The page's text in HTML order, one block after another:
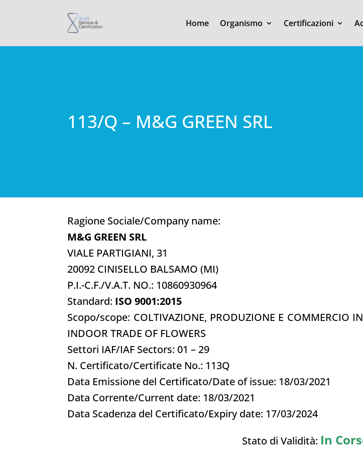
Home Organismo Certificazioni
113/Q – M&G GREEN SRL
Ragione Sociale/Company name:
M&G GREEN SRL
VIALE PARTIGIANI, 31
20092 CINISELLO BALSAMO (MI)
P.I.-C.F./V.A.T. NO.: 10860930964
Standard: ISO 9001:2015
Scopo/scope: COLTIVAZIONE, PRODUZIONE E COMMERCIO
INDOOR TRADE OF FLOWERS
Settori IAF/IAF Sectors: 01 – 29
N. Certificato/Certificate No.: 113Q
Data Emissione del Certificato/Date of issue: 18/03/2021
Data Corrente/Current date: 18/03/2021
Data Scadenza del Certificato/Expiry date: 17/03/2024
Stato di Validità: In